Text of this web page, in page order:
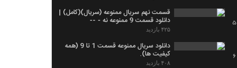
5
قسمت نهم سریال ممنوعه (سریال)(کامل) |
دانلود قسمت 9 ممنوعه نه - --
۴۲۵ بازدید
6
دانلود سریال ممنوعه قسمت 1 تا 9 (همه
کیفیت ها).
۴۰۸ بازدید